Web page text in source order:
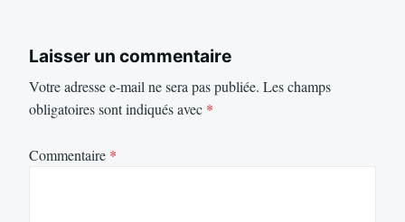
Laisser un commentaire
Votre adresse e-mail ne sera pas publiée. Les champs
obligatoires sont indiqués avec *
Commentaire *